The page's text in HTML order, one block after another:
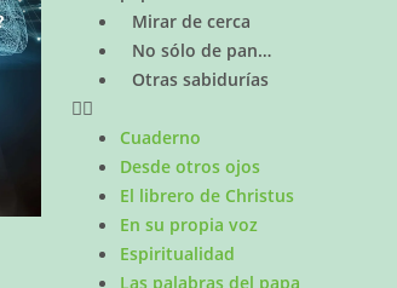
Mirar de cerca
No sólo de pan…
Otras sabidurías
Cuaderno
Desde otros ojos
El librero de Christus
En su propia voz
Espiritualidad
Las palabras del papa